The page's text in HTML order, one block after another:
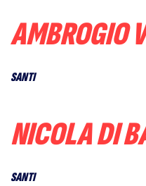
AMBROGIO
SANTI
NICOLA DI
SANTI